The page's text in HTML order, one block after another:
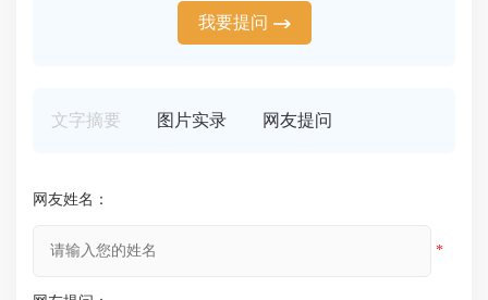
我要提问
文字摘要 图片实录 网友提问
网友姓名：
*